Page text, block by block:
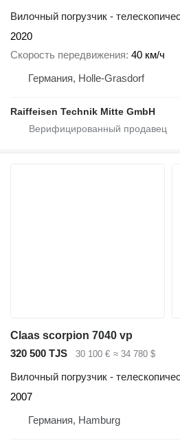
Вилочный погрузчик -
2020
Скорость передвижения 40 км/ч
Германия, Holle-Grasdorf
Raiffeisen Technik Mitte GmbH
Claas scorpion 7040 vp
320 500 TJS
30 100 € ≈ 34 780 $
Вилочный погрузчик -
2007
Германия, Hamburg